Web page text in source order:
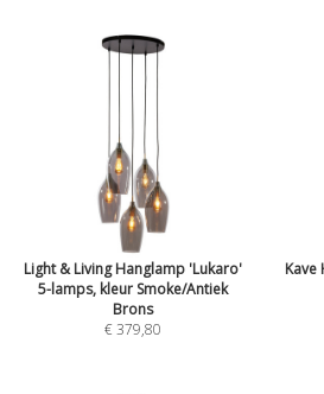
Light & Living Hanglamp 'Lukaro'
5-lamps, kleur Smoke/Antiek
Brons
€ 379,80
Kave